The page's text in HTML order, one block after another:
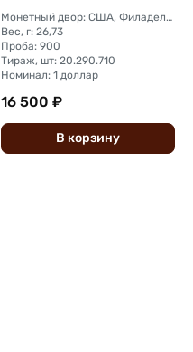
Монетный двор: США, Филадельфия
Вес, г: 26,73
Проба: 900
Тираж, шт: 20.290.710
Номинал: 1 доллар
16 500 ₽
В корзину